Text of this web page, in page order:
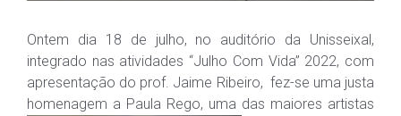
Ontem dia 18 de julho, no auditório da Unisseixal,
integrado nas atividades “Julho Com Vida” 2022, com
apresentação do prof. Jaime Ribeiro, fez-se uma justa
homenagem a Paula Rego, uma das maiores artistas